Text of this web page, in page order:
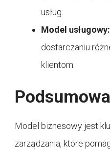
usług.
Model usługowy:
dostarczaniu
klientom.
Model biznesowy jest
zarządzania, które